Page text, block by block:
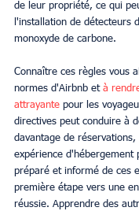
de leur propriété, ce qui
l'installation de détecteurs
monoxyde de carbone.
Connaître ces règles vous
normes d'Airbnb et à
attrayante pour les
directives peut conduire à
davantage de
expérience d'hébergement
préparé et informé de ces
première étape vers une
réussie. Apprendre des